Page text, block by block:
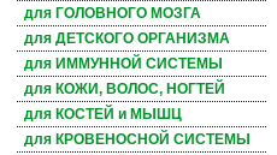
для ГОЛОВНОГО МОЗГА
для ДЕТСКОГО ОРГАНИЗМА
для ИММУННОЙ СИСТЕМЫ
для КОЖИ, ВОЛОС, НОГТЕЙ
для КОСТЕЙ и МЫШЦ
для КРОВЕНОСНОЙ СИСТЕМЫ